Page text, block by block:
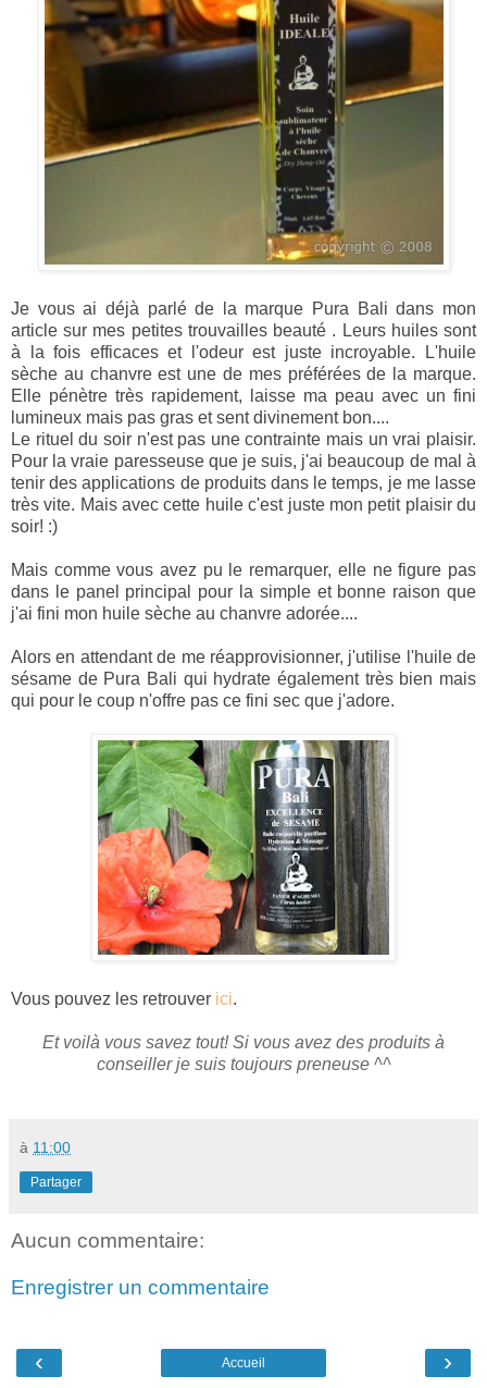
Je vous ai déjà parlé de la marque Pura Bali dans mon
article sur mes petites trouvailles beauté . Leurs huiles sont
à la fois efficaces et l'odeur est juste incroyable. L'huile
sèche au chanvre est une de mes préférées de la marque.
Elle pénètre très rapidement, laisse ma peau avec un fini
lumineux mais pas gras et sent divinement bon....
Le rituel du soir n'est pas une contrainte mais un vrai plaisir.
Pour la vraie paresseuse que je suis, j'ai beaucoup de mal à
tenir des applications de produits dans le temps, je me lasse
très vite. Mais avec cette huile c'est juste mon petit plaisir du
soir! :)
Mais comme vous avez pu le remarquer, elle ne figure pas
dans le panel principal pour la simple et bonne raison que
j'ai fini mon huile sèche au chanvre adorée....
Alors en attendant de me réapprovisionner, j'utilise l'huile de
sésame de Pura Bali qui hydrate également très bien mais
qui pour le coup n'offre pas ce fini sec que j'adore.
Vous pouvez les retrouver ici.
Et voilà vous savez tout! Si vous avez des produits à
conseiller je suis toujours preneuse ^^
à 11:00
Partager
Aucun commentaire:
Enregistrer un commentaire
‹ ›
Accueil